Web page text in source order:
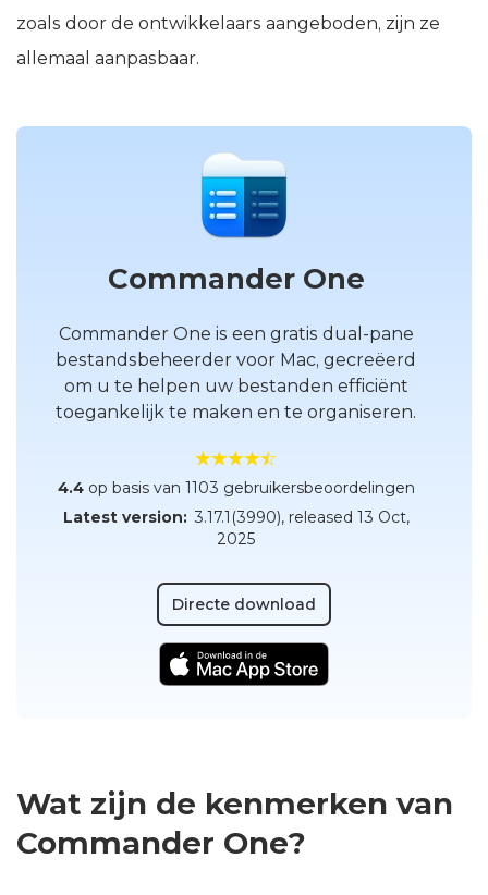
zoals door de ontwikkelaars aangeboden, zijn ze
allemaal aanpasbaar.
Commander One
Commander One is een gratis dual-pane
bestandsbeheerder voor Mac, gecreëerd
om u te helpen uw bestanden efficiënt
toegankelijk te maken en te organiseren.
4.4op basis van 1103 gebruikersbeoordelingen
Latest version: 3.17.1(3990), released 13 Oct,
2025
Directe download
Wat zijn de kenmerken van
Commander One?